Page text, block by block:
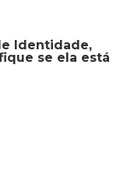
Identidade,
se ela está